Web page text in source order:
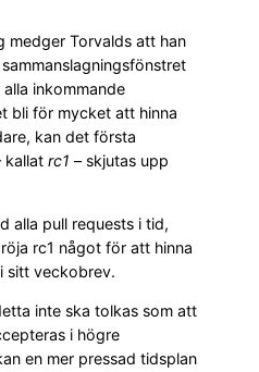
medger Torvalds att han
inkommande
bli för mycket att hinna
kan det första
kallat rc1 – skjutas upp
alla pull requests i tid,
rc1 något för att hinna
sitt veckobrev.
inte ska tolkas som att
i högre
en mer pressad tidsplan